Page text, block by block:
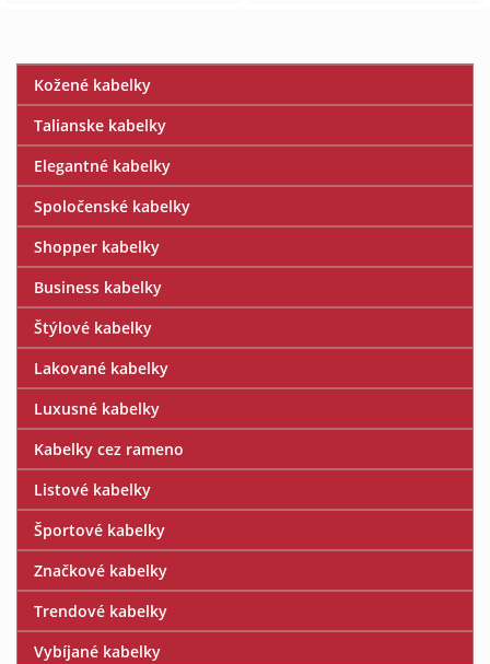
Kožené kabelky
Talianske kabelky
Elegantné kabelky
Spoločenské kabelky
Shopper kabelky
Business kabelky
Štýlové kabelky
Lakované kabelky
Luxusné kabelky
Kabelky cez rameno
Listové kabelky
Športové kabelky
Značkové kabelky
Trendové kabelky
Vybíjané kabelky